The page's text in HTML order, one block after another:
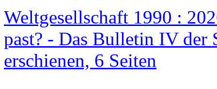
Weltgesellschaft 1990 :
past? - Das Bulletin IV der
erschienen, 6 Seiten